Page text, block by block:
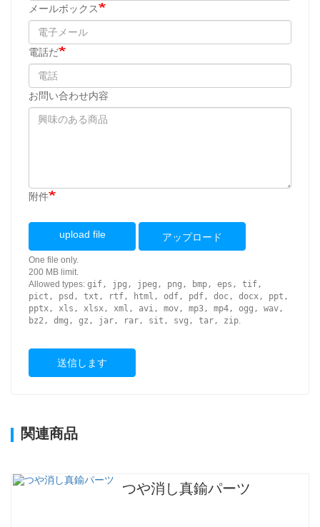
メールボックス
電話だ
お問い合わせ内容
附件
upload file アップロード
One file only.
200 MB limit.
Allowed types: gif, jpg, jpeg, png, bmp, eps, tif,
pict, psd, txt, rtf, html, odf, pdf, doc, docx, ppt,
pptx, xls, xlsx, xml, avi, mov, mp3, mp4, ogg, wav,
bz2, dmg, gz, jar, rar, sit, svg, tar, zip.
送信します
関連商品
つや消し真鍮パーツ